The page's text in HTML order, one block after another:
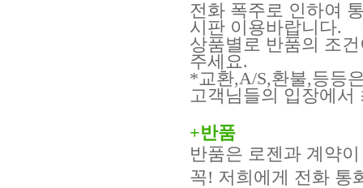
전화 폭주로 인하여
시판 이용바랍니다.
상품별로 반품의 조
주세요.
*교환,A/S,환불,등등
고객님들의 입장에서
+반품
반품은 로젠과 계약
꼭! 저희에게 전화 통